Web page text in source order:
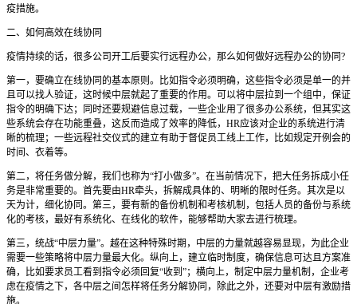
疫措施。
二、如何高效在线协同
疫情持续的话，很多公司开工后要实行远程办公，那么如何做好远程办公的协同?
第一，要确立在线协同的基本原则。比如指令必须明确，这些指令必须是单一的并
且可以找人验证，这时候中层就起了重要的作用。可以将中层拉到一个组中，保证
指令的明确下达；同时还要规避信息过载，一些企业用了很多办公系统，但其实这
些系统会存在功能重叠，这反而造成了效率的降低，HR应该对企业的系统进行清
晰的梳理；一些远程社交仪式的建立有助于督促员工线上工作，比如规定开例会的
时间、衣着等。
第二，将任务做分解，我们也称为“打小做多”。在当前情况下，把大任务拆成小任
务是非常重要的。首先要由HR牵头，拆解成具体的、明晰的限时任务。其次是以
天为计，细化协同。第三，要有新的备份机制和考核机制，包括人员的备份与系统
化的考核，最好有系统化、在线化的软件，能够帮助大家去进行梳理。
第三，统战“中层力量”。越在这种特殊时期，中层的力量就越容易显现，为此企业
需要一些策略将中层力量最大化。纵向上，建立临时制度，确保信息可达且方案准
确，比如要求员工看到指令必须回复“收到”；横向上，制定中层力量机制，企业考
虑在疫情之下，各中层之间怎样将任务分解协同，除此之外，还要对中层有激励措
施。